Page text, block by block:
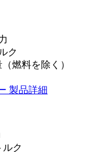
ク
燃料を除く）
製品詳細
ルク